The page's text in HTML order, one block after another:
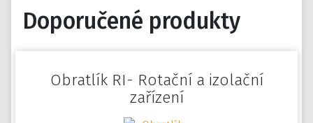
Doporučené produkty
Obratlík RI- Rotační a izolační
zařízení